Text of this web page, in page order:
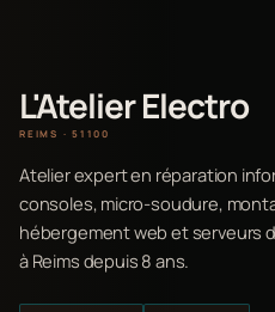
L'Atelier Electro
REIMS · 51100
Atelier expert en réparation
consoles, micro-soudure,
hébergement web et serveurs
à Reims depuis 8 ans.